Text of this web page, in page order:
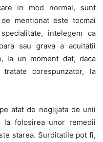
in mod normal, sunt
mentionat este tocmai
intelegem ca
sau grava a acuitatii
la un moment dat, daca
corespunzator, la
atat de neglijata de unii
la folosirea unor remedii
starea. Surditatile pot fi,